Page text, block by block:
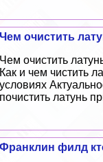
Чем очистить
Чем очистить
Как и чем чистить
условиях
почистить латунь
Франклин филд